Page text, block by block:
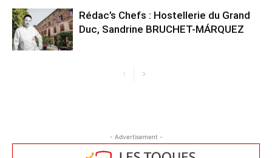
Rédac’s Chefs : Hostellerie du Grand
Duc, Sandrine BRUCHET-MÁRQUEZ
- Advertisement -